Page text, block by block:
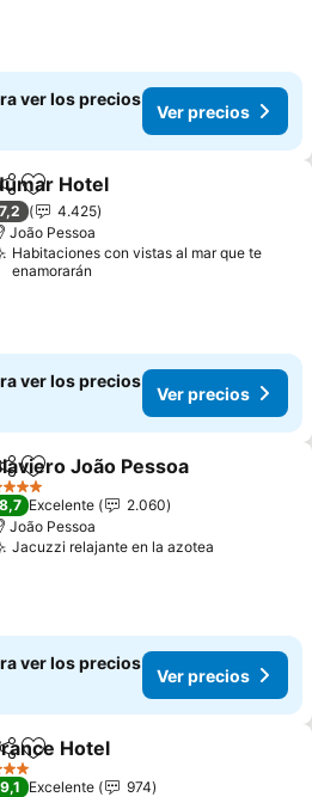
ver los precios
Ver precios
Añadir a favoritos
Hotel
7,2
4.425
João Pessoa
Habitaciones con vistas al mar que te
enamorarán
ver los precios
Ver precios
Añadir a favoritos
João Pessoa
8,7 Excelente
2.060
João Pessoa
Jacuzzi relajante en la azotea
ver los precios
Ver precios
Añadir a favoritos
Hotel
9,1 Excelente
974